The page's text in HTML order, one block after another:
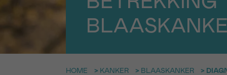
HOME > KANKER > BLAASKANKER >
Bel ons
Ik wil
EMAIL
MIJN VRAAG
9h-11h